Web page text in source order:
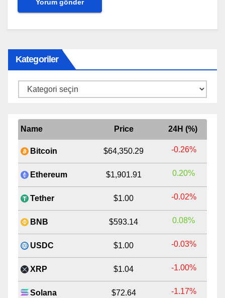
Kategoriler
Kategoriler
Name Price 24H (%)
Bitcoin $64,350.29 -0.26%
Ethereum $1,901.91 0.20%
Tether $1.00 -0.02%
BNB $593.14 0.08%
USDC $1.00 -0.03%
XRP $1.04 -1.00%
Solana $72.64 -1.17%